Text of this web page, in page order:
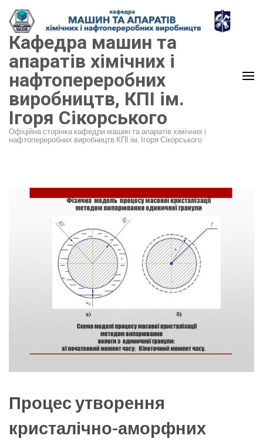
Перейти
до
вмісту
(натисніть
Enter)
Кафедра машин та
апаратів хімічних і
нафтопереробних
виробництв, КПІ ім.
Ігоря Сікорського
Офіційна сторінка кафедри машин та апаратів хімічних і
нафтопереробних виробництв КПІ ім. Ігоря Сікорського
Процес утворення
кристалічно-аморфних